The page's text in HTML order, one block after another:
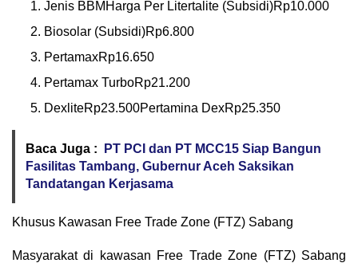
Jenis BBMHarga Per Litertalite (Subsidi)Rp10.000
Biosolar (Subsidi)Rp6.800
PertamaxRp16.650
Pertamax TurboRp21.200
DexliteRp23.500Pertamina DexRp25.350
Baca Juga :
PT PCI dan PT MCC15 Siap Bangun
Fasilitas Tambang, Gubernur Aceh Saksikan
Tandatangan Kerjasama
Khusus Kawasan Free Trade Zone (FTZ) Sabang
Masyarakat di kawasan Free Trade Zone (FTZ) Sabang